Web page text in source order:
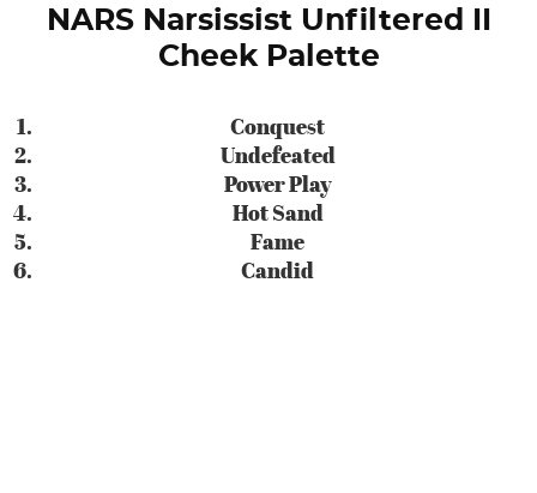
NARS Narsissist Unfiltered II
Cheek Palette
Conquest
Undefeated
Power Play
Hot Sand
Fame
Candid